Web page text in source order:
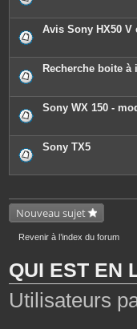
Avis Sony HX50 V
Recherche boite à
Sony WX 150 -
Sony TX5
Nouveau sujet
Revenir à l’index du forum
QUI EST EN
Utilisateurs